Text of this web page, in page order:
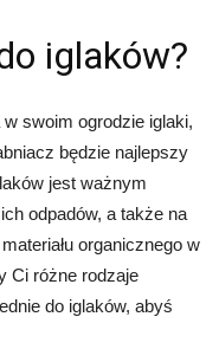
iglaków?
swoim ogrodzie iglaki,
będzie najlepszy
jest ważnym
odpadów, a także na
organicznego w
Ci różne rodzaje
do iglaków, abyś